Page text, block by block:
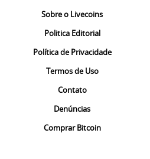
Sobre o Livecoins
Politica Editorial
Política de Privacidade
Termos de Uso
Contato
Denúncias
Comprar Bitcoin